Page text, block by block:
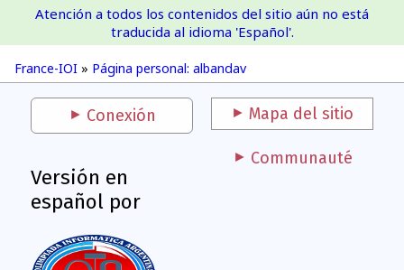
France-IOI
France-IOI » Página personal: albandav
Atención a todos los contenidos del sitio aún no está
traducida al idioma 'Español'.
Conexión Mapa del sitio
Versión en
español por
Communauté